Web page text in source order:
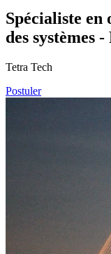
Spécialiste
des systèmes
Tetra Tech
Postuler